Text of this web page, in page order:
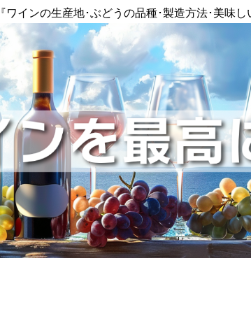
『ワインの生産地･ぶどうの品種･製造方法･美味